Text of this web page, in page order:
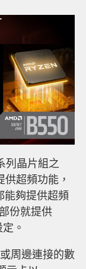
列晶片組之
超頻功能，
能夠提供超頻
份就提供
。
周邊連接的數